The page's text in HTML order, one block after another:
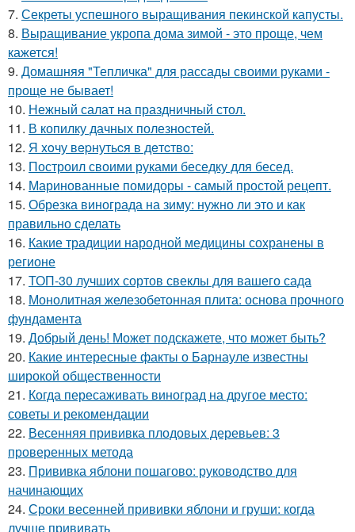
7. Секреты успешного выращивания пекинской капусты.
8. Выращивание укропа дома зимой - это проще, чем
кажется!
9. Домашняя "Тепличка" для рассады своими руками -
проще не бывает!
10. Нежный салат на праздничный стол.
11. В копилку дачных полезностей.
12. Я xoчу вepнутьcя в дeтcтвo:
13. Построил своими руками беседку для бесед.
14. Маринованные помидоры - самый простой рецепт.
15. Обрезка винограда на зиму: нужно ли это и как
правильно сделать
16. Какие традиции народной медицины сохранены в
регионе
17. ТОП-30 лучших сортов свеклы для вашего сада
18. Монолитная железобетонная плита: основа прочного
фундамента
19. Добрый день! Может подскажете, что может быть?
20. Какие интересные факты о Барнауле известны
широкой общественности
21. Когда пересаживать виноград на другое место:
советы и рекомендации
22. Весенняя прививка плодовых деревьев: 3
проверенных метода
23. Прививка яблони пошагово: руководство для
начинающих
24. Сроки весенней прививки яблони и груши: когда
лучше прививать